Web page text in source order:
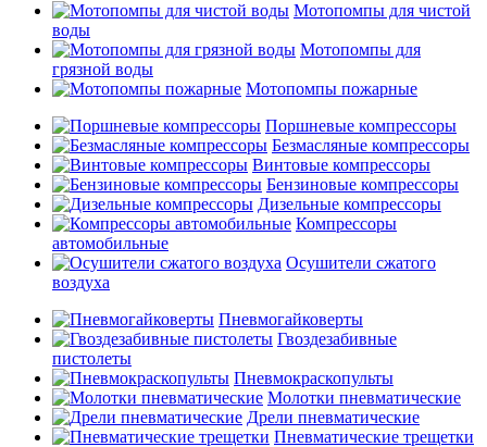
Мотопомпы для чистой
воды
Мотопомпы для
грязной воды
Мотопомпы пожарные
Поршневые компрессоры
Безмасляные компрессоры
Винтовые компрессоры
Бензиновые компрессоры
Дизельные компрессоры
Компрессоры
автомобильные
Осушители сжатого
воздуха
Пневмогайковерты
Гвоздезабивные
пистолеты
Пневмокраскопульты
Молотки пневматические
Дрели пневматические
Пневматические трещетки